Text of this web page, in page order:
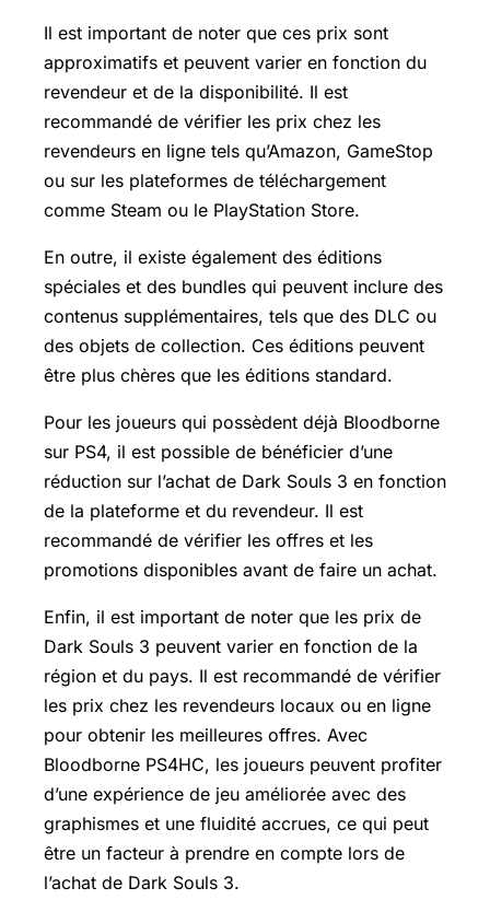
Il est important de noter que ces prix sont
approximatifs et peuvent varier en fonction du
revendeur et de la disponibilité. Il est
recommandé de vérifier les prix chez les
revendeurs en ligne tels qu’Amazon, GameStop
ou sur les plateformes de téléchargement
comme Steam ou le PlayStation Store.
En outre, il existe également des éditions
spéciales et des bundles qui peuvent inclure des
contenus supplémentaires, tels que des DLC ou
des objets de collection. Ces éditions peuvent
être plus chères que les éditions standard.
Pour les joueurs qui possèdent déjà Bloodborne
sur PS4, il est possible de bénéficier d’une
réduction sur l’achat de Dark Souls 3 en fonction
de la plateforme et du revendeur. Il est
recommandé de vérifier les offres et les
promotions disponibles avant de faire un achat.
Enfin, il est important de noter que les prix de
Dark Souls 3 peuvent varier en fonction de la
région et du pays. Il est recommandé de vérifier
les prix chez les revendeurs locaux ou en ligne
pour obtenir les meilleures offres. Avec
Bloodborne PS4HC, les joueurs peuvent profiter
d’une expérience de jeu améliorée avec des
graphismes et une fluidité accrues, ce qui peut
être un facteur à prendre en compte lors de
l’achat de Dark Souls 3.